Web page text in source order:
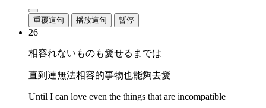
重覆這句 播放這句 暫停
26
相容れないものも愛せるまでは
直到連無法相容的事物也能夠去愛
Until I can love even the things that are incompatible